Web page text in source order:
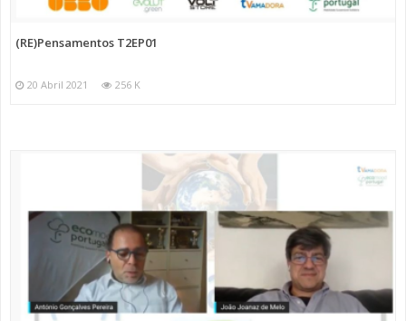
(RE)Pensamentos T2EP01
20 Abril 2021 256 K